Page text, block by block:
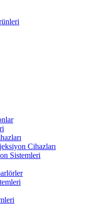
Cihazları
Sistemleri